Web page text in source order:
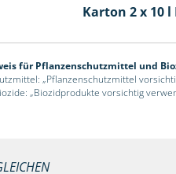
Karton 2 x 10
für Pflanzenschutzmittel und
„Pflanzenschutzmittel
„Biozidprodukte vorsichtig